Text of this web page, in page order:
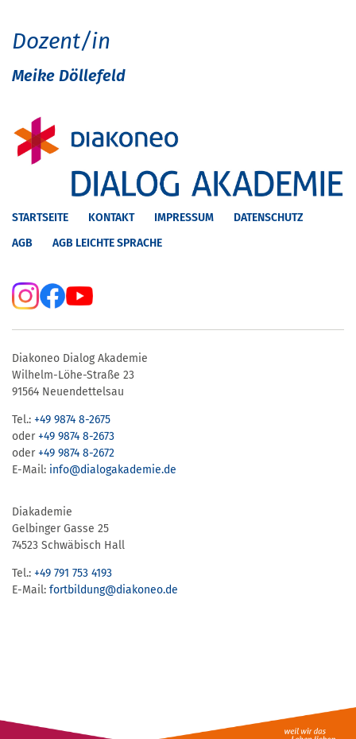
Dozent/in
Meike Döllefeld
STARTSEITE KONTAKT IMPRESSUM
DATENSCHUTZ
AGB
AGB LEICHTE SPRACHE
Diakoneo Dialog Akademie
Wilhelm-Löhe-Straße 23
91564 Neuendettelsau
Tel.: +49 9874 8-2675
oder+49 9874 8-2673
oder+49 9874 8-2672
E-Mail: info@dialogakademie.de
Diakademie
Gelbinger Gasse 25
74523 Schwäbisch Hall
Tel.: +49 791 753 4193
E-Mail: fortbildung@diakoneo.de